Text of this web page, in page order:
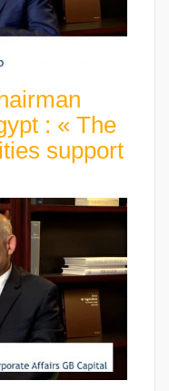
: « The
support